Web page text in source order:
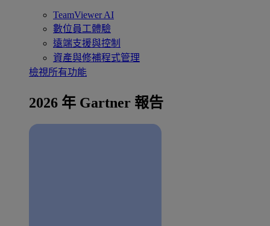
TeamViewer AI
數位員工體驗
遠端支援與控制
資產與修補程式管理
檢視所有功能
2026 年 Gartner 報告